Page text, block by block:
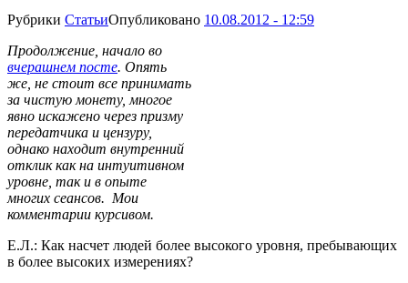
Рубрики СтатьиОпубликовано 10.08.2012 - 12:59
Продолжение, начало во
вчерашнем посте. Опять
же, не стоит все принимать
за чистую монету, многое
явно искажено через призму
передатчика и цензуру,
однако находит внутренний
отклик как на интуитивном
уровне, так и в опыте
многих сеансов. Мои
комментарии курсивом.
Е.Л.: Как насчет людей более высокого уровня, пребывающих
в более высоких измерениях?